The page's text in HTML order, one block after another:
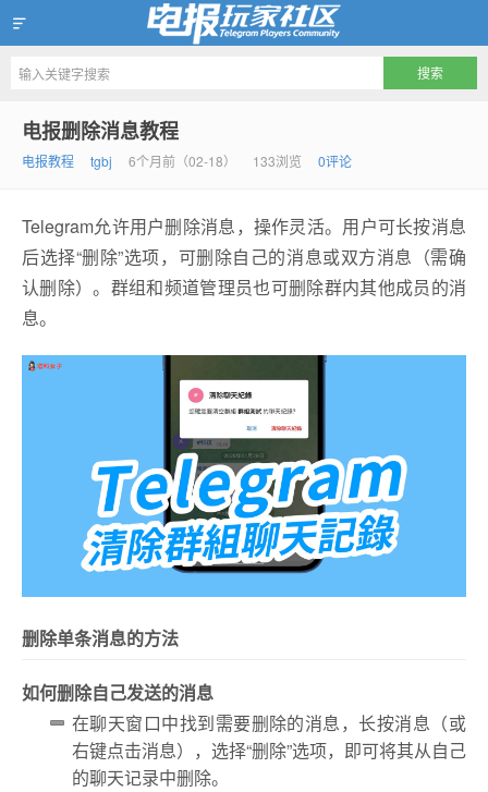
Telegram玩家社区
电报删除消息教程
电报教程 tgbj 6个月前（02-18） 133浏览 0评论
Telegram允许用户删除消息，操作灵活。用户可长按消息
后选择“删除”选项，可删除自己的消息或双方消息（需确
认删除）。群组和频道管理员也可删除群内其他成员的消
息。
删除单条消息的方法
如何删除自己发送的消息
在聊天窗口中找到需要删除的消息，长按消息（或
右键点击消息），选择“删除”选项，即可将其从自己
的聊天记录中删除。